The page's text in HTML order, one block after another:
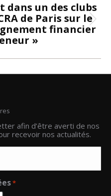
suivant
dans un des clubs
de Paris sur le
financier
»
afin d’être averti de nos
recevoir nos actualités.
*